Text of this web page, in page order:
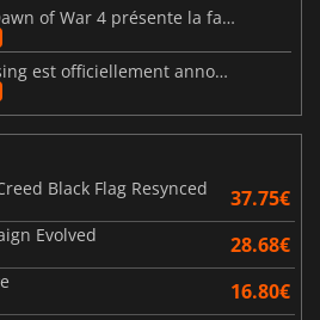
Warhammer 40 000 : Dawn of War 4 présente la faction des Nécrons
Le DLC Nioh 3 : Hell Rising est officiellement annoncé
Black Flag Resynced
37.75€
Evolved 28.68€
16.80€